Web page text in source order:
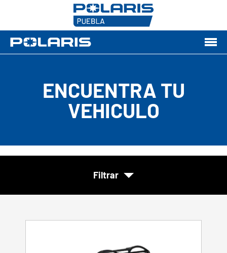
ENCUENTRA TU
VEHICULO
Filtrar